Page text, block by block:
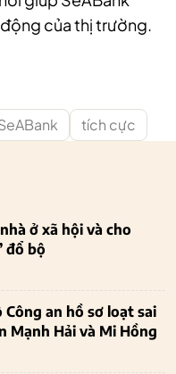
của thị trường.
tích cực
ở xã hội và cho
đổ bộ
an hồ sơ loạt sai
Mạnh Hải và Mi Hồng